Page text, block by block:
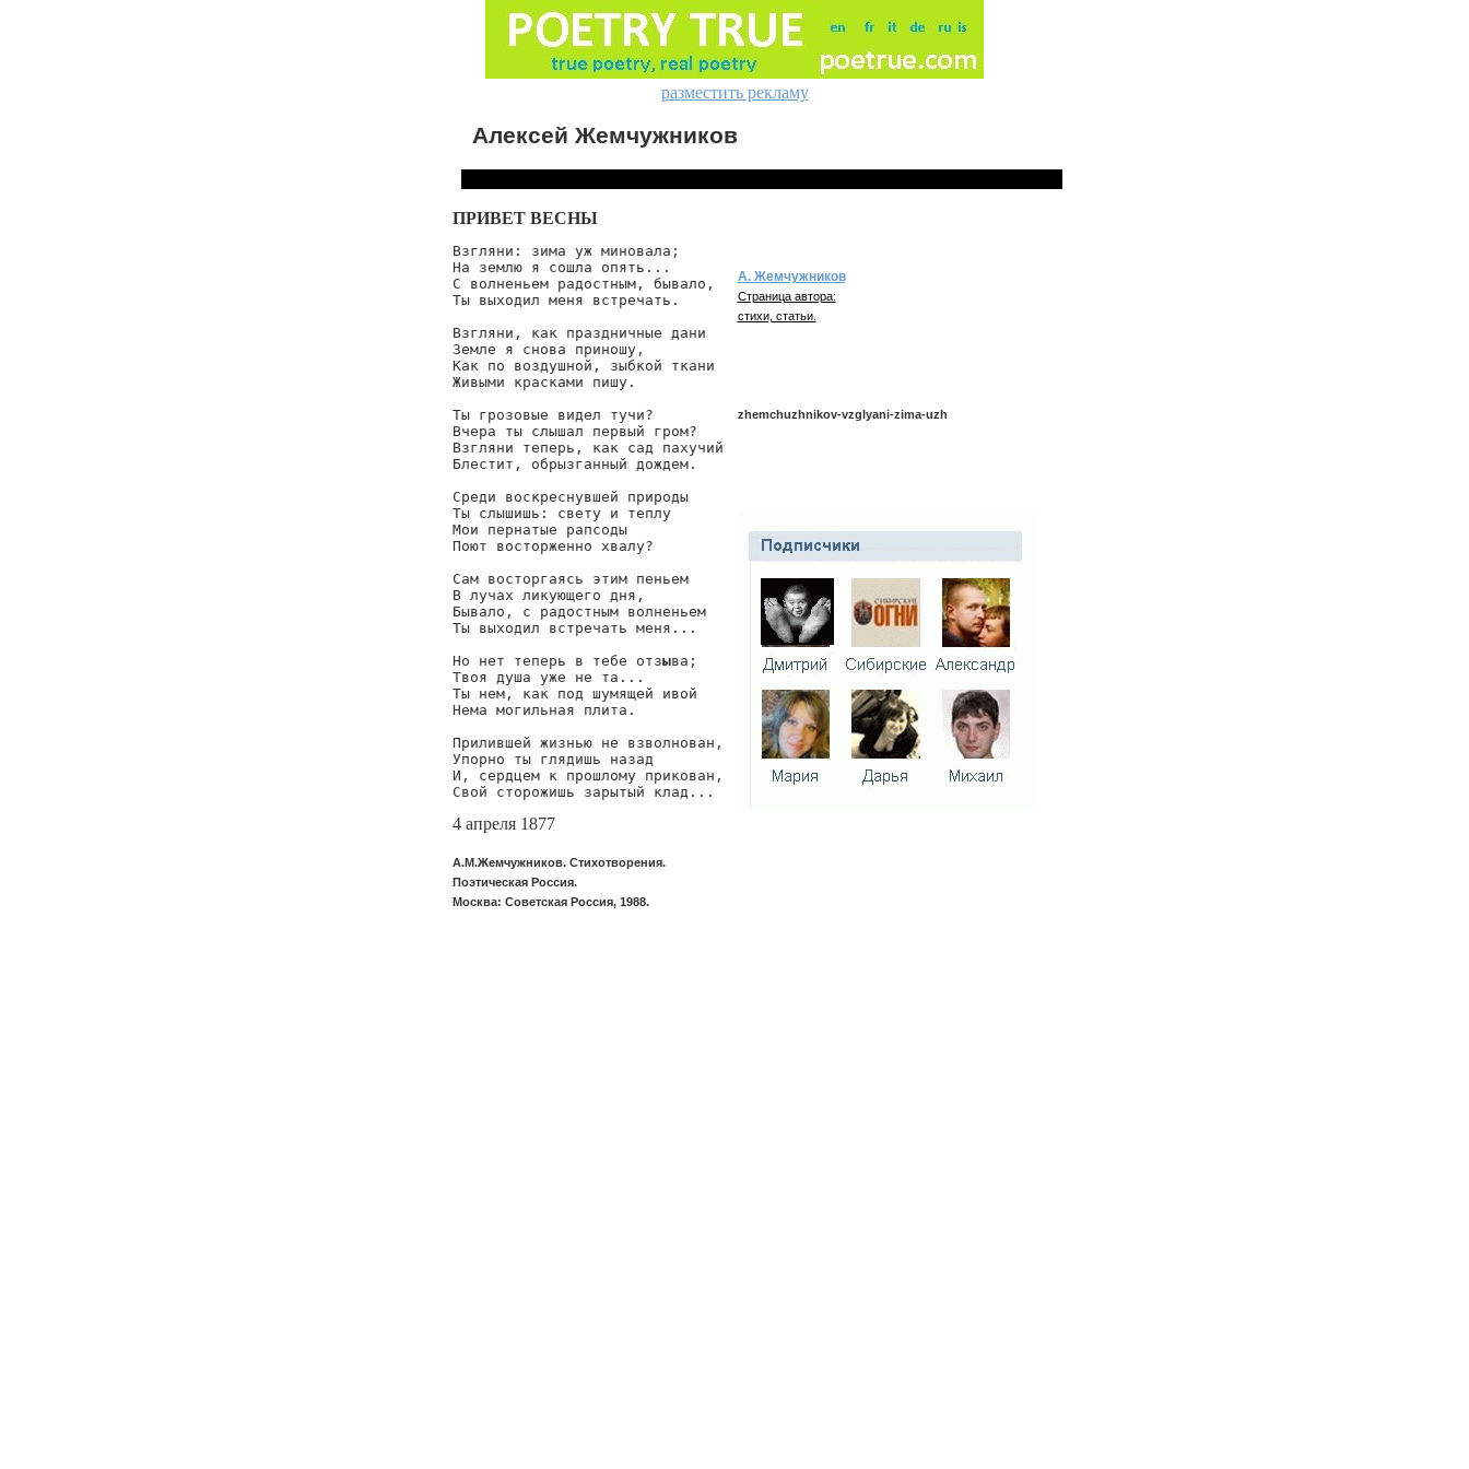
разместить рекламу
Алексей Жемчужников
ПРИВЕТ ВЕСНЫ
Взгляни: зима уж миновала;
На землю я сошла опять...
С волненьем радостным, бывало,
Ты выходил меня встречать.
Взгляни, как праздничные дани
Земле я снова приношу,
Как по воздушной, зыбкой ткани
Живыми красками пишу.
Ты грозовые видел тучи?
Вчера ты слышал первый гром?
Взгляни теперь, как сад пахучий
Блестит, обрызганный дождем.
Среди воскреснувшей природы
Ты слышишь: свету и теплу
Мои пернатые рапсоды
Поют восторженно хвалу?
Сам восторгаясь этим пеньем
В лучах ликующего дня,
Бывало, с радостным волненьем
Ты выходил встречать меня...
Но нет теперь в тебе отзыва;
Твоя душа уже не та...
Ты нем, как под шумящей ивой
Нема могильная плита.
Прилившей жизнью не взволнован,
Упорно ты глядишь назад
И, сердцем к прошлому прикован,
Свой сторожишь зарытый клад...
4 апреля 1877
А.М.Жемчужников. Стихотворения.
Поэтическая Россия.
Москва: Советская Россия, 1988.
А. Жемчужников
Страница автора:
стихи, статьи.
zhemchuzhnikov-vzglyani-zima-uzh